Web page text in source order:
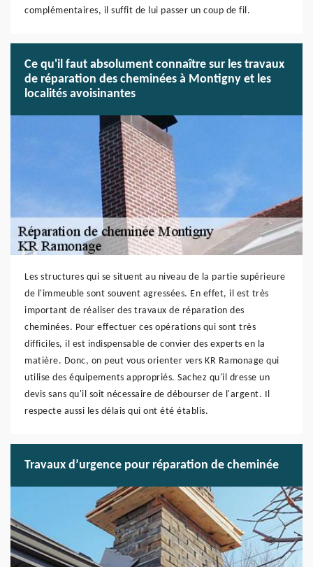
complémentaires, il suffit de lui passer un coup de fil.
Ce qu'il faut absolument connaître sur les travaux
de réparation des cheminées à Montigny et les
localités avoisinantes
Les structures qui se situent au niveau de la partie supérieure
de l'immeuble sont souvent agressées. En effet, il est très
important de réaliser des travaux de réparation des
cheminées. Pour effectuer ces opérations qui sont très
difficiles, il est indispensable de convier des experts en la
matière. Donc, on peut vous orienter vers KR Ramonage qui
utilise des équipements appropriés. Sachez qu'il dresse un
devis sans qu'il soit nécessaire de débourser de l'argent. Il
respecte aussi les délais qui ont été établis.
Travaux d’urgence pour réparation de cheminée